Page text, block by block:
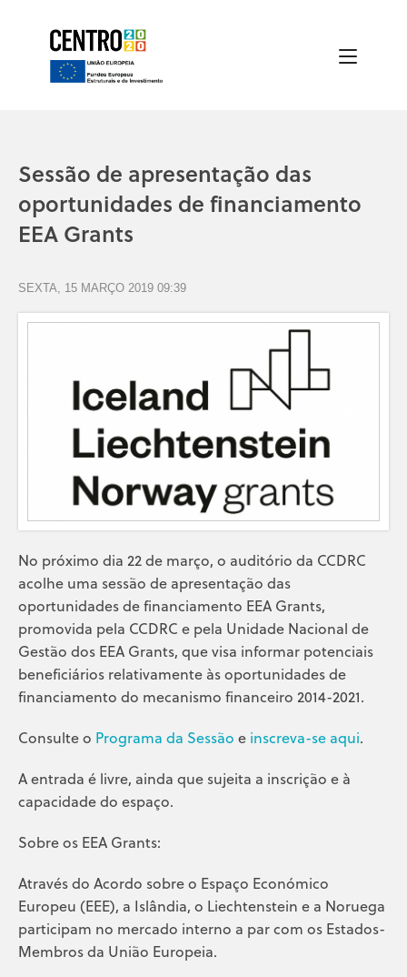
Sessão de apresentação das
oportunidades de financiamento
EEA Grants
SEXTA, 15 MARÇO 2019 09:39
No próximo dia 22 de março, o auditório da CCDRC
acolhe uma sessão de apresentação das
oportunidades de financiamento EEA Grants,
promovida pela CCDRC e pela Unidade Nacional de
Gestão dos EEA Grants, que visa informar potenciais
beneficiários relativamente às oportunidades de
financiamento do mecanismo financeiro 2014-2021.
Consulte o Programa da Sessão e inscreva-se aqui.
A entrada é livre, ainda que sujeita a inscrição e à
capacidade do espaço.
Sobre os EEA Grants:
Através do Acordo sobre o Espaço Económico
Europeu (EEE), a Islândia, o Liechtenstein e a Noruega
participam no mercado interno a par com os Estados-
Membros da União Europeia.